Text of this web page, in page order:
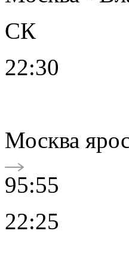
СК
22:30
Москва
95:55
22:25